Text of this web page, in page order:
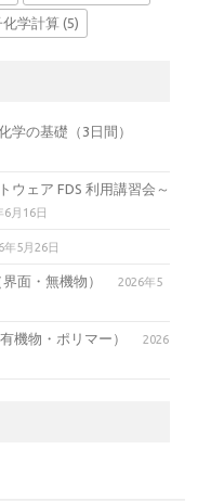
化学計算 (5)
学の基礎（3日間）
ウェア FDS 利用講習会～
6月16日
年5月26日
面・無機物）
2026年5
機物・ポリマー）
2026